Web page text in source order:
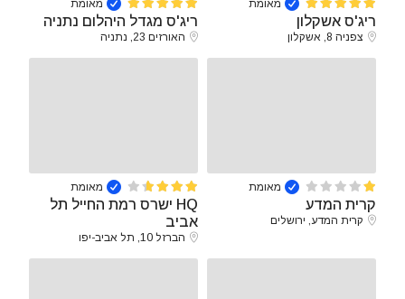
מאומת
ריג'ס אשקלון
צפניה 8, אשקלון
מאומת
ריג'ס מגדל היהלום נתניה
האורזים 23, נתניה
מאומת
קרית המדע
קרית המדע, ירושלים
מאומת
HQ ישרס רמת החייל תל
אביב
הברזל 10, תל אביב-יפו